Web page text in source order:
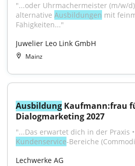
"...oder Uhrmachermeister (m/w/
alternative Ausbildungen mit
Fähigkeiten..."
Juwelier Leo Link GmbH
Mainz
Ausbildung Kaufmann:frau
Dialogmarketing 2027
Kundenservice-Bereiche
Lechwerke AG